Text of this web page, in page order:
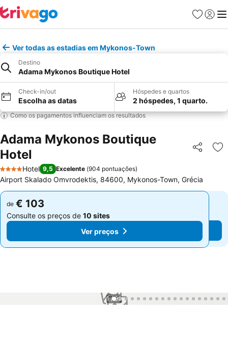
Favoritos
Iniciar
Ver todas as estadias em Mykonos-Town
Destino
Adama Mykonos Boutique Hotel
Check-in/out
Escolha as datas
Hóspedes e quartos
2 hóspedes, 1 quarto.
Como os pagamentos influenciam os resultados
Adama Mykonos Boutique
Hotel
Partilhar
4 Estrelas
Hotel 9,5 Excelente (904 pontuações)
Airport Skalado Omvrodektis, 84600, Mykonos-Town, Grécia
de € 103
Consulte os preços de 10 sites
Ver preços
de € 103
Consulte os preços de 10 sites
Ver preços
1 / 99